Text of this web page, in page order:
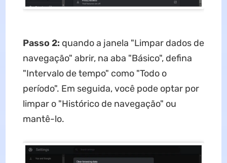
Passo 2: quando a janela "Limpar dados de
navegação" abrir, na aba "Básico", defina
"Intervalo de tempo" como "Todo o
período". Em seguida, você pode optar por
limpar o "Histórico de navegação" ou
mantê-lo.